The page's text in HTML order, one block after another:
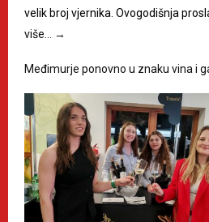
velik broj vjernika. Ovogodišnja
više… →
Međimurje ponovno u znaku vina i